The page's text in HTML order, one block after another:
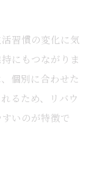
習慣の変化に気
にもつながりま
個別に合わせた
るため、リバウ
いのが特徴で